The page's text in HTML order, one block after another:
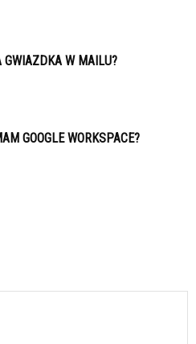
GWIAZDKA W MAILU?
GOOGLE WORKSPACE?